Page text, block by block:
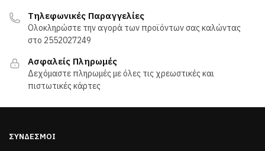
επιλογές
μπορούν
επιλεγούν
σελίδα
του
να
του
Τηλεφωνικές Παραγγελίες
Ολοκληρώστε την αγορά των προϊόντων σας καλώντας
στο 2552027249
Ασφαλείς Πληρωμές
Δεχόμαστε πληρωμές με όλες τις χρεωστικές και
πιστωτικές κάρτες
ΣΎΝΔΕΣΜΟΙ